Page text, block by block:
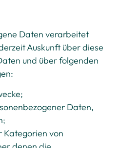
Daten verarbeitet
Auskunft über diese
und über folgenden
Daten,
Kategorien von